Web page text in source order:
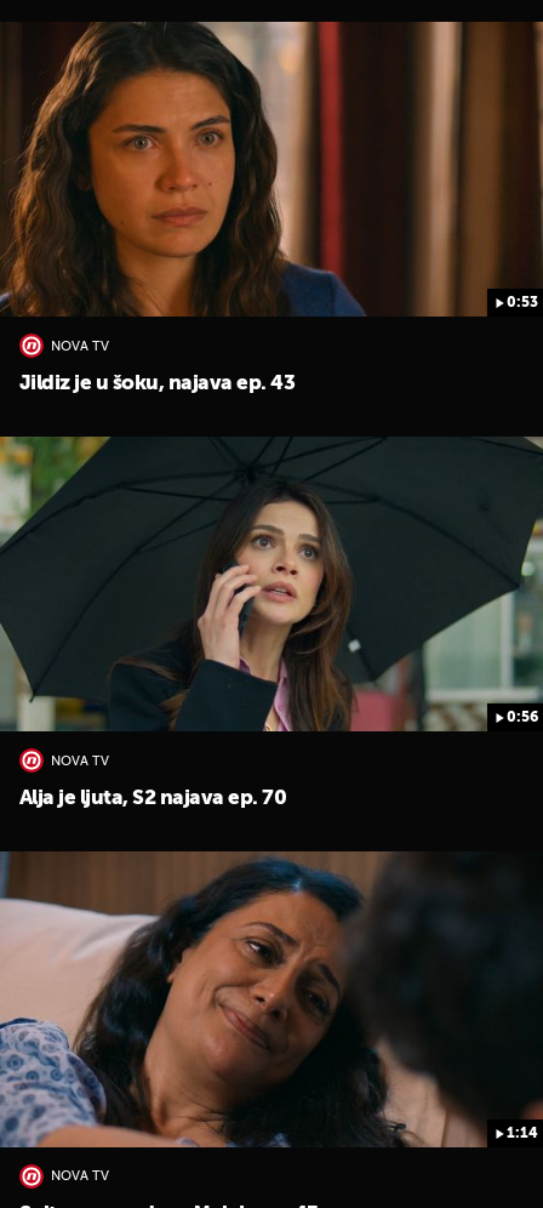
0:53
NOVA TV
Jildiz je u šoku, najava ep. 43
0:56
NOVA TV
Alja je ljuta, S2 najava ep. 70
1:14
NOVA TV